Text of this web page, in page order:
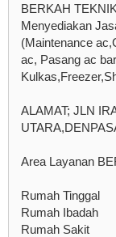
BERKAH
Menyediakan
(Maintenance
ac, Pasang ac
ALAMAT; JLN
Area Layanan
Rumah Tinggal
Rumah Ibadah
Rumah Sakit